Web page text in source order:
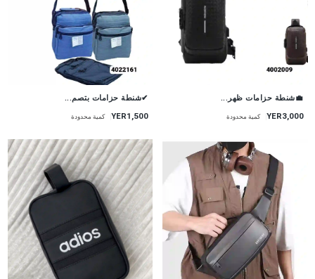
💼شنطة حزامات ظهر...
YER3,000 كمية محدودة
✔شنطة حزامات بتصم...
YER1,500 كمية محدودة